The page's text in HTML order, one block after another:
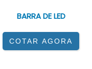
BARRA DE LED
COTAR AGORA